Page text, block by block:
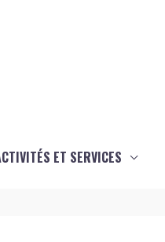
ET SERVICES